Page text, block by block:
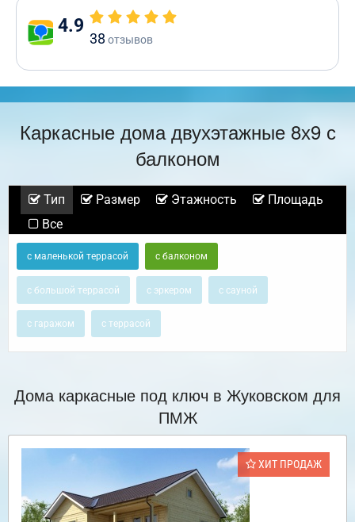
4.9
38 отзывов
Каркасные дома двухэтажные 8х9 с
балконом
Тип Размер Этажность
Площадь
Все
с маленькой террасой с балконом
с большой террасой с эркером с сауной
с гаражом с террасой
Дома каркасные под ключ в Жуковском для
ПМЖ
ХИТ ПРОДАЖ